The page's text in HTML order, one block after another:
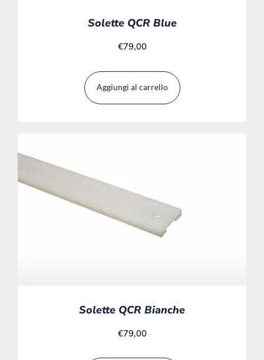
Solette QCR Blue
€79,00
Aggiungi al carrello
Solette QCR Bianche
€79,00